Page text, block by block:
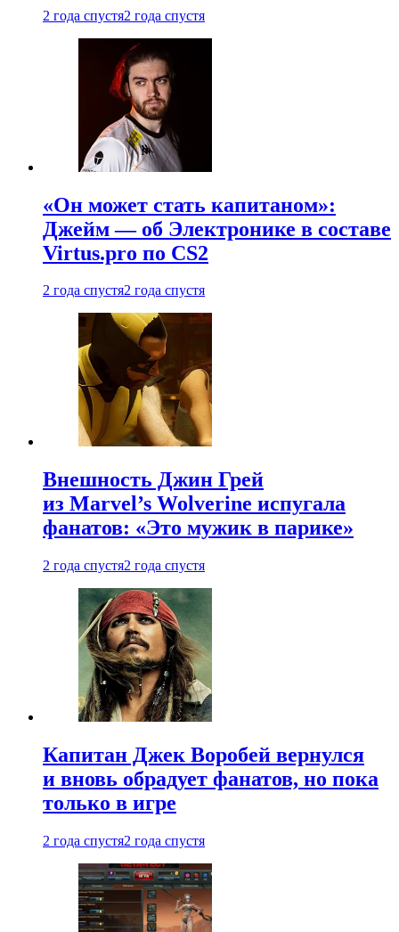
2 года спустя2 года спустя
«Он может стать капитаном»:
Джейм — об Электронике в составе
Virtus.pro по CS2
2 года спустя2 года спустя
Внешность Джин Грей
из Marvel’s Wolverine испугала
фанатов: «Это мужик в парике»
2 года спустя2 года спустя
Капитан Джек Воробей вернулся
и вновь обрадует фанатов, но пока
только в игре
2 года спустя2 года спустя